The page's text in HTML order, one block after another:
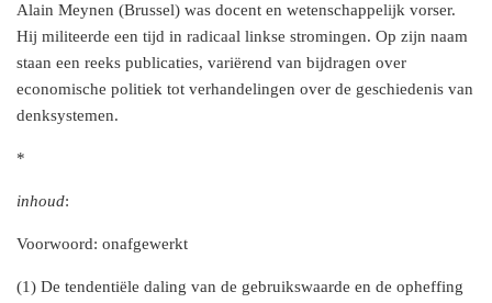
Alain Meynen (Brussel) was docent en wetenschappelijk vorser.
Hij militeerde een tijd in radicaal linkse stromingen. Op zijn naam
staan een reeks publicaties, variërend van bijdragen over
economische politiek tot verhandelingen over de geschiedenis van
denksystemen.
*
inhoud:
Voorwoord: onafgewerkt
(1) De tendentiële daling van de gebruikswaarde en de opheffing